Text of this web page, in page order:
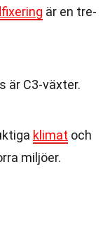
är en tre-
är C3-växter.
klimat och
miljöer.